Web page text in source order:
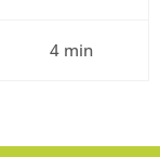
4 min